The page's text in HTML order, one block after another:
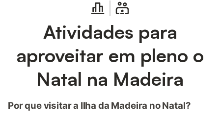
Atividades para
aproveitar em pleno o
Natal na Madeira
Por que visitar a Ilha da Madeira no Natal?